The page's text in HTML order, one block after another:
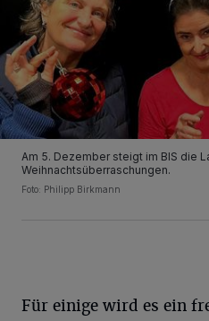
Am 5. Dezember steigt im BIS die
Weihnachtsüberraschungen.
Foto: Philipp Birkmann
Für einige wird es ein